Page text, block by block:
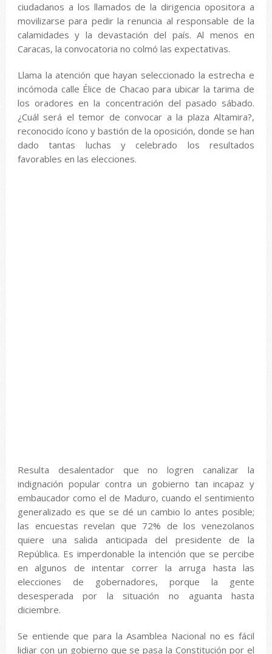
ciudadanos a los llamados de la dirigencia opositora a
movilizarse para pedir la renuncia al responsable de la
calamidades y la devastación del país. Al menos en
Caracas, la convocatoria no colmó las expectativas.
Llama la atención que hayan seleccionado la estrecha e
incómoda calle Élice de Chacao para ubicar la tarima de
los oradores en la concentración del pasado sábado.
¿Cuál será el temor de convocar a la plaza Altamira?,
reconocido ícono y bastión de la oposición, donde se han
dado tantas luchas y celebrado los resultados
favorables en las elecciones.
Resulta desalentador que no logren canalizar la
indignación popular contra un gobierno tan incapaz y
embaucador como el de Maduro, cuando el sentimiento
generalizado es que se dé un cambio lo antes posible;
las encuestas revelan que 72% de los venezolanos
quiere una salida anticipada del presidente de la
República. Es imperdonable la intención que se percibe
en algunos de intentar correr la arruga hasta las
elecciones de gobernadores, porque la gente
desesperada por la situación no aguanta hasta
diciembre.
Se entiende que para la Asamblea Nacional no es fácil
lidiar con un gobierno que se pasa la Constitución por el